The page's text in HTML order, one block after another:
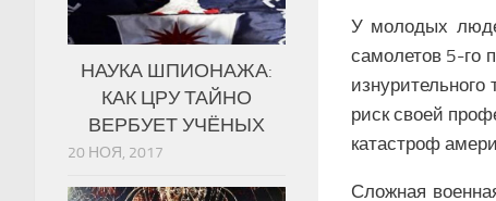
У молодых
самолетов 5-го
риск своей
катастроф
Сложная
НАУКА ШПИОНАЖА:
КАК ЦРУ ТАЙНО
ВЕРБУЕТ УЧЁНЫХ
20 НОЯ, 2017